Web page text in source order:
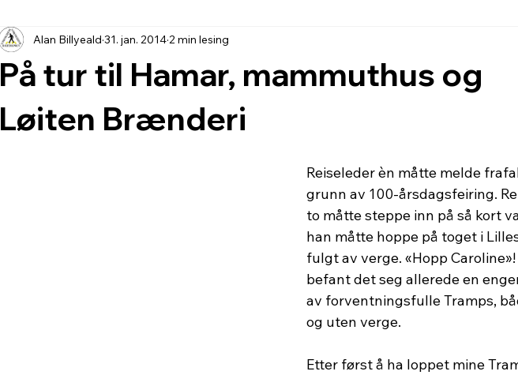
På tur til Hamar, mammuthus og
Løiten Brænderi
Alan Billyeald 31. jan. 20142 min lesing
Reiseleder èn måtte melde
grunn av 100-årsdagsfeiring.
to måtte steppe inn på så kort
han måtte hoppe på toget i
fulgt av verge. «Hopp
befant det seg allerede en
av forventningsfulle Tramps,
og uten verge.
Etter først å ha loppet mine